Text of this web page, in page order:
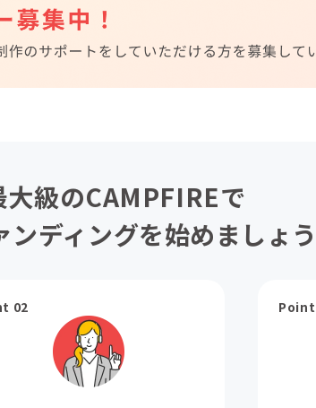
大級のCAMPFIREで
ンディングを始めましょう
02 Point